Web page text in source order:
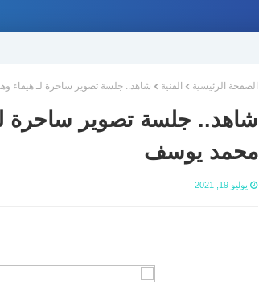
الصفحة الرئيسية الفنية شاهد.. جلسة تصوير ساحرة لـ هيفاء
شاهد.. جلسة تصوير ساحرة
محمد يوسف
يوليو 19, 2021